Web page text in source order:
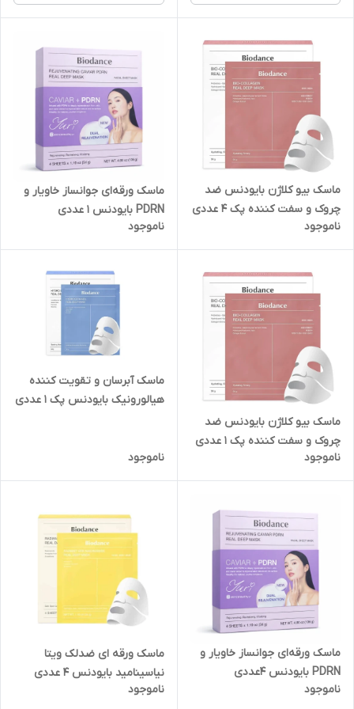
ماسک بیو کلاژن بایودنس ضد
چروک و سفت کننده پک ۴ عددی
ناموجود
ماسک ورقه‌ای جوانساز خاویار و
PDRN بایودنس 1 عددی
ناموجود
ماسک بیو کلاژن بایودنس ضد
چروک و سفت کننده پک 1 عددی
ناموجود
ماسک آبرسان و تقویت کننده
هیالورونیک بایودنس پک 1 عددی
ناموجود
ماسک ورقه‌ای جوانساز خاویار و
PDRN بایودنس 4عددی
ناموجود
ماسک ورقه ای ضدلک ویتا
نیاسینامید بایودنس 4 عددی
حجم 34 گرم
ناموجود